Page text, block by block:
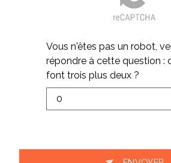
Vous n'êtes pas un robot,
répondre à cette question :
font trois plus deux ?